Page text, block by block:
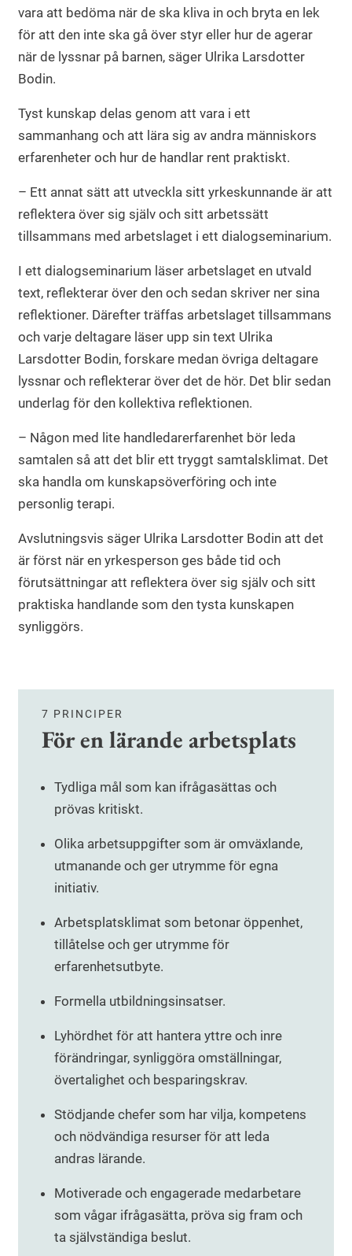
vara att bedöma när de ska kliva in och bryta en lek
för att den inte ska gå över styr eller hur de agerar
när de lyssnar på barnen, säger Ulrika Larsdotter
Bodin.
Tyst kunskap delas genom att vara i ett
sammanhang och att lära sig av andra människors
erfarenheter och hur de handlar rent praktiskt.
– Ett annat sätt att utveckla sitt yrkeskunnande är att
reflektera över sig själv och sitt arbetssätt
tillsammans med arbetslaget i ett dialogseminarium.
I ett dialogseminarium läser arbetslaget en utvald
text, reflekterar över den och sedan skriver ner sina
reflektioner. Därefter träffas arbetslaget tillsammans
och varje deltagare läser upp sin text Ulrika
Larsdotter Bodin, forskare medan övriga deltagare
lyssnar och reflekterar över det de hör. Det blir sedan
underlag för den kollektiva reflektionen.
– Någon med lite handledarerfarenhet bör leda
samtalen så att det blir ett tryggt samtalsklimat. Det
ska handla om kunskapsöverföring och inte
personlig terapi.
Avslutningsvis säger Ulrika Larsdotter Bodin att det
är först när en yrkesperson ges både tid och
förutsättningar att reflektera över sig själv och sitt
praktiska handlande som den tysta kunskapen
synliggörs.
7 PRINCIPER
För en lärande arbetsplats
Tydliga mål som kan ifrågasättas och
prövas kritiskt.
Olika arbetsuppgifter som är omväxlande,
utmanande och ger utrymme för egna
initiativ.
Arbetsplatsklimat som betonar öppenhet,
tillåtelse och ger utrymme för
erfarenhetsutbyte.
Formella utbildningsinsatser.
Lyhördhet för att hantera yttre och inre
förändringar, synliggöra omställningar,
övertalighet och besparingskrav.
Stödjande chefer som har vilja, kompetens
och nödvändiga resurser för att leda
andras lärande.
Motiverade och engagerade medarbetare
som vågar ifrågasätta, pröva sig fram och
ta självständiga beslut.